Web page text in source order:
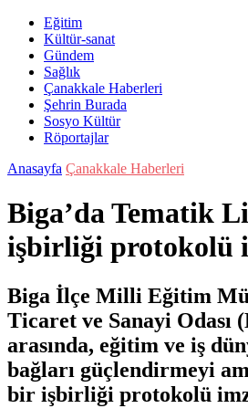
Eğitim
Kültür-sanat
Gündem
Sağlık
Çanakkale Haberleri
Şehrin Burada
Sosyo Kültür
Röportajlar
Anasayfa Çanakkale Haberleri
Biga’da Tematik
işbirliği protokolü
Biga İlçe Milli Eğitim
Ticaret ve Sanayi Odası
arasında, eğitim ve iş
bağları güçlendirmeyi
bir işbirliği protokolü